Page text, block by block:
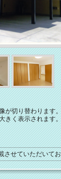
が切り替わります
きく表示されます
させていただいて